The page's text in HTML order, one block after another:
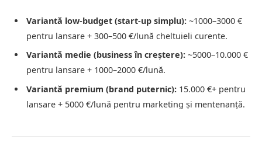
Variantă low-budget (start-up simplu): ~1000–3000 €
pentru lansare + 300–500 €/lună cheltuieli curente.
Variantă medie (business în creștere): ~5000–10.000 €
pentru lansare + 1000–2000 €/lună.
Variantă premium (brand puternic): 15.000 €+ pentru
lansare + 5000 €/lună pentru marketing și mentenanță.